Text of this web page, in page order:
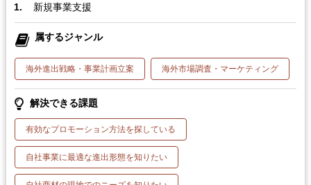
新規事業支援
属するジャンル
海外進出戦略・事業計画立案 海外市場調査・マーケティング
解決できる課題
有効なプロモーション方法を探している
自社事業に最適な進出形態を知りたい